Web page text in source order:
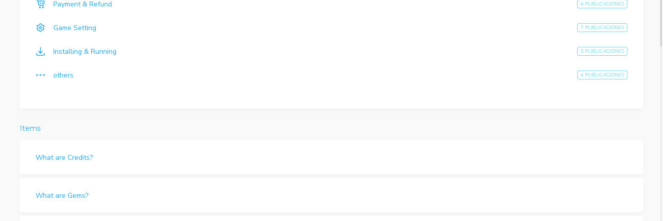
Payment & Refund 4 PUBLICACIONES
Game Setting 7 PUBLICACIONES
Installing & Running 3 PUBLICACIONES
others 4 PUBLICACIONES
Items
What are Credits?
What are Gems?